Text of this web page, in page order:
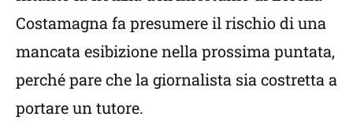
Costamagna fa presumere il rischio di una
mancata esibizione nella prossima puntata,
perché pare che la giornalista sia costretta a
portare un tutore.